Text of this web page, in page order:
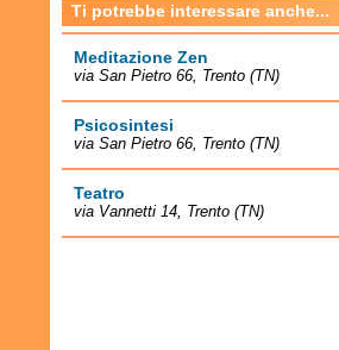
Ti potrebbe interessare anche...
Meditazione Zen
via San Pietro 66, Trento (TN)
Psicosintesi
via San Pietro 66, Trento (TN)
Teatro
via Vannetti 14, Trento (TN)